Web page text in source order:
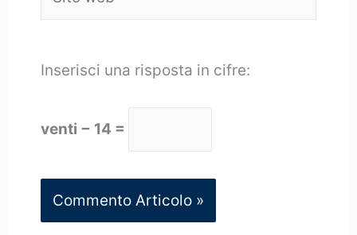
web
Inserisci una risposta in cifre:
venti − 14 =